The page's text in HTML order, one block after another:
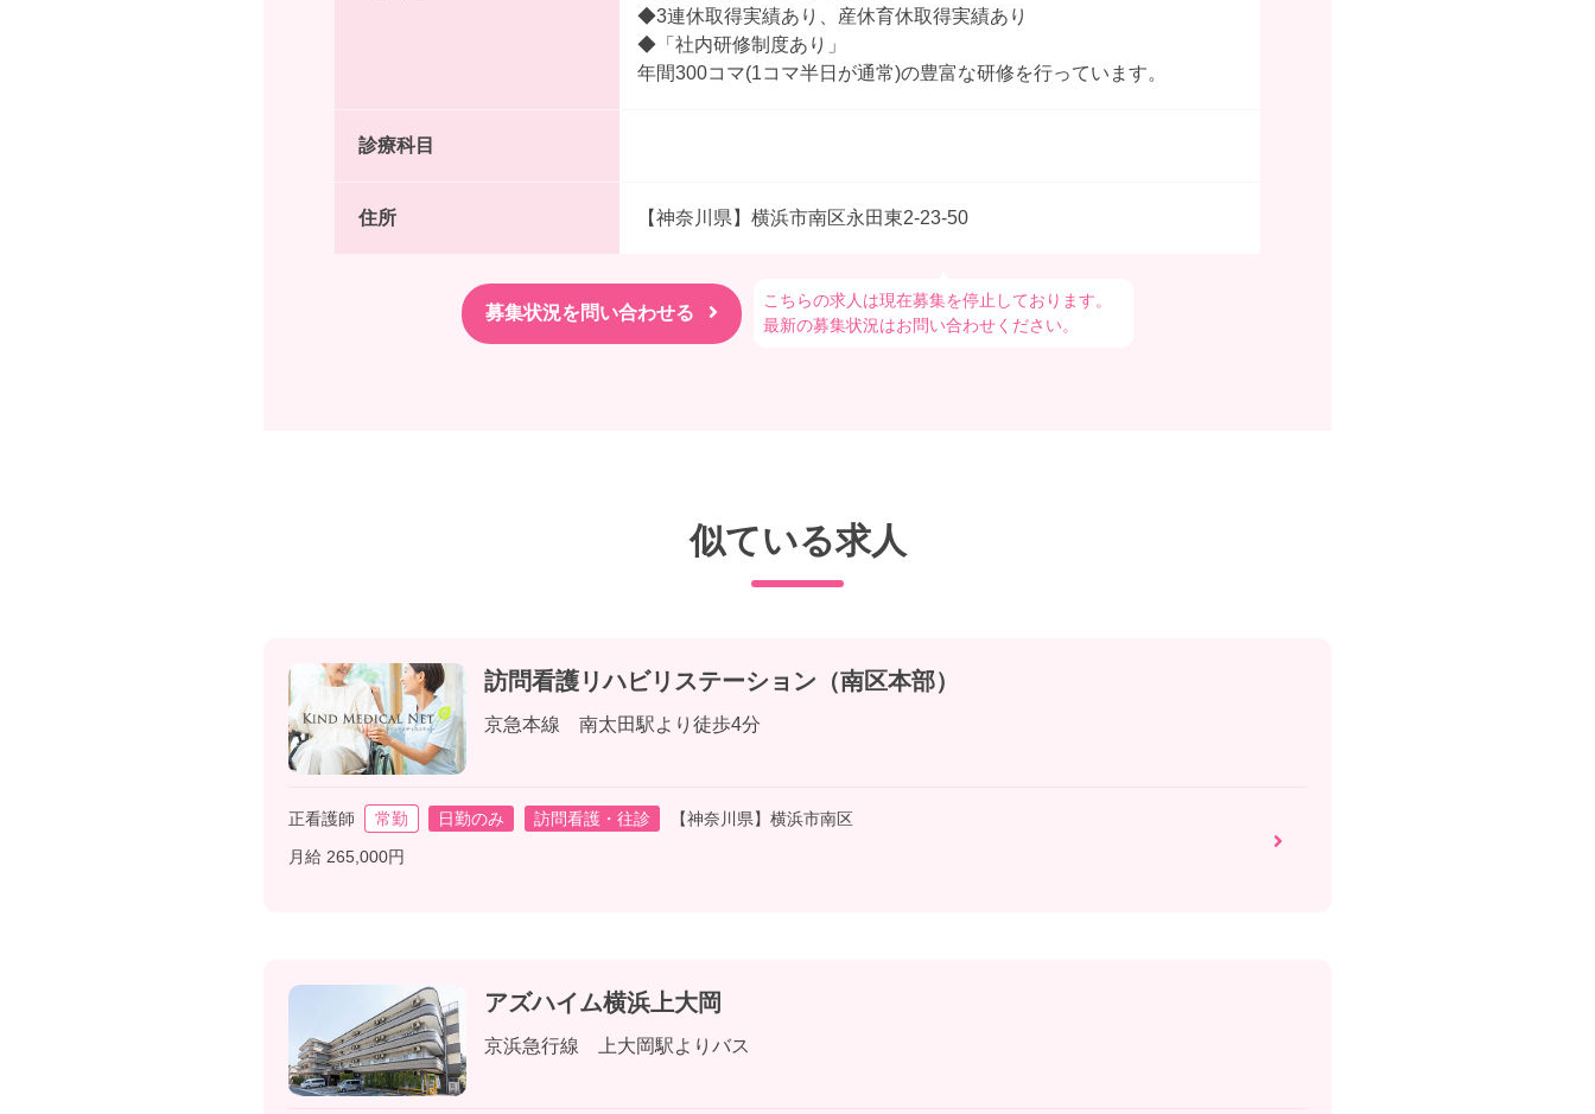
◆3連休取得実績あり、産休育休取得実績あり
◆「社内研修制度あり」
年間300コマ(1コマ半日が通常)の豊富な研修を行っています。
診療科目
住所 【神奈川県】横浜市南区永田東2-23-50
こちらの求人は現在募集を停止しております。
最新の募集状況はお問い合わせください。
似ている求人
訪問看護リハビリステーション（南区本部）
京急本線 南太田駅より徒歩4分
正看護師 常勤 日勤のみ 訪問看護・往診
【神奈川県】横浜市南区
月給 265,000円
アズハイム横浜上大岡
京浜急行線 上大岡駅よりバス